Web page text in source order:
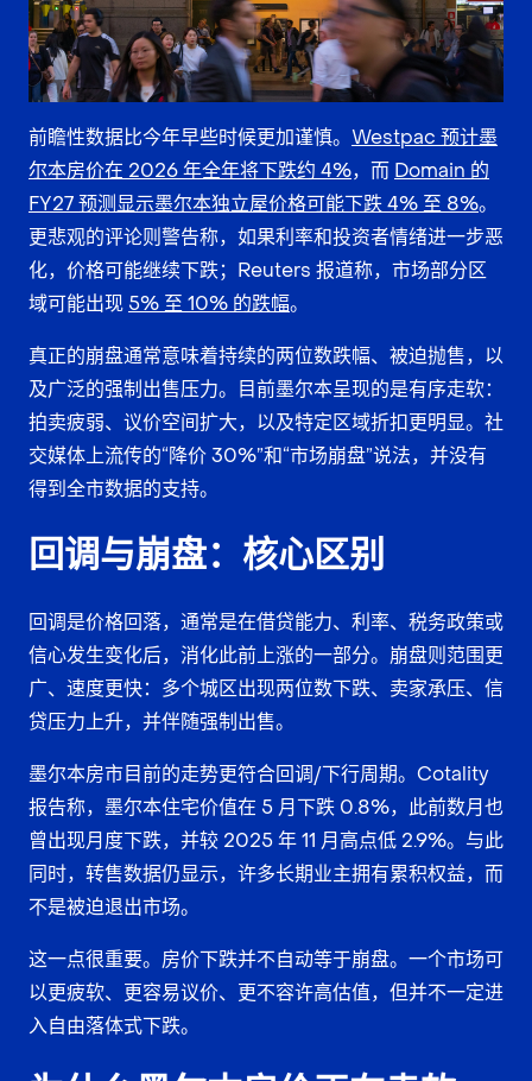
前瞻性数据比今年早些时候更加谨慎。 Westpac 预计墨
尔本房价在 2026 年全年将下跌约 4%，而 Domain 的
FY27 预测显示墨尔本独立屋价格可能下跌 4% 至 8%。
更悲观的评论则警告称，如果利率和投资者情绪进一步恶
化，价格可能继续下跌；Reuters 报道称，市场部分区
域可能出现 5% 至 10% 的跌幅。
真正的崩盘通常意味着持续的两位数跌幅、被迫抛售，以
及广泛的强制出售压力。目前墨尔本呈现的是有序走软：
拍卖疲弱、议价空间扩大，以及特定区域折扣更明显。社
交媒体上流传的“降价 30%”和“市场崩盘”说法，并没有
得到全市数据的支持。
回调与崩盘：核心区别
回调是价格回落，通常是在借贷能力、利率、税务政策或
信心发生变化后，消化此前上涨的一部分。崩盘则范围更
广、速度更快：多个城区出现两位数下跌、卖家承压、信
贷压力上升，并伴随强制出售。
墨尔本房市目前的走势更符合回调/下行周期。Cotality
报告称，墨尔本住宅价值在 5 月下跌 0.8%，此前数月也
曾出现月度下跌，并较 2025 年 11 月高点低 2.9%。与此
同时，转售数据仍显示，许多长期业主拥有累积权益，而
不是被迫退出市场。
这一点很重要。房价下跌并不自动等于崩盘。一个市场可
以更疲软、更容易议价、更不容许高估值，但并不一定进
入自由落体式下跌。